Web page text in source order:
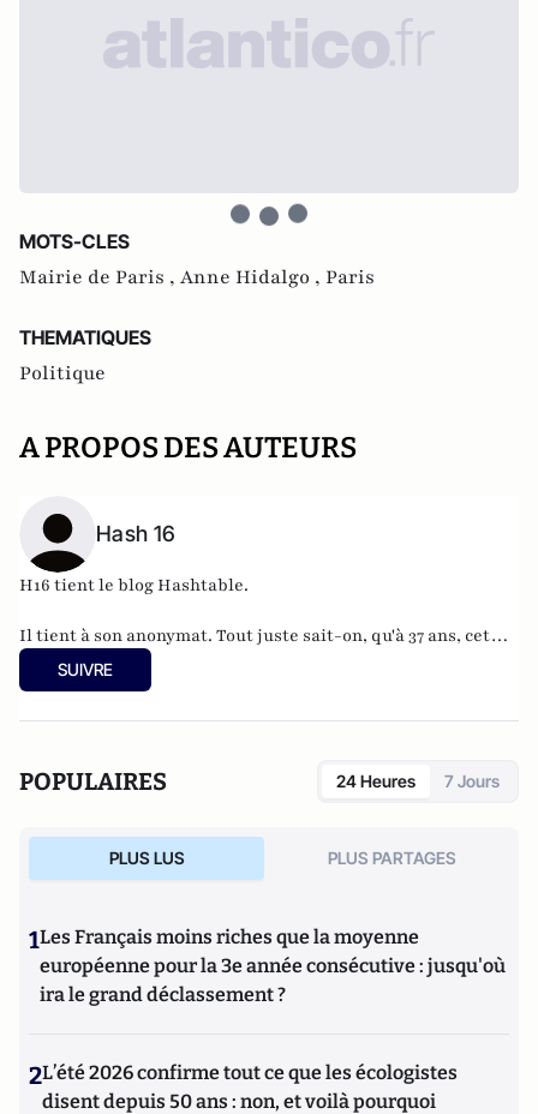
MOTS-CLES
Mairie de Paris , Anne Hidalgo , Paris
THEMATIQUES
Politique
A PROPOS DES AUTEURS
Hash 16
H16 tient le blogHashtable.
Il tient à son anonymat. Tout juste sait-on, qu'à 37 ans, cet
informaticien à l'humour acerbe habite en Belgique et
travaille pour"une grosse boutique qui produit, gère et
SUIVRE
POPULAIRES 24 Heures 7 Jours
PLUS LUS PLUS PARTAGES
1Les Français moins riches que la moyenne
européenne pour la 3e année consécutive : jusqu'où
ira le grand déclassement ?
2L’été 2026 confirme tout ce que les écologistes
disent depuis 50 ans : non, et voilà pourquoi